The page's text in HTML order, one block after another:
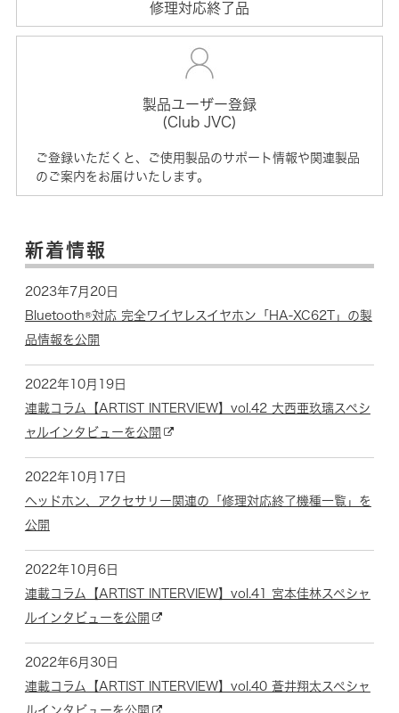
修理対応終了品
製品ユーザー登録
(Club JVC)
ご登録いただくと、ご使用製品のサポート情報や関連製品
のご案内をお届けいたします。
新着情報
2023年7月20日
Bluetooth®対応 完全ワイヤレスイヤホン「HA-XC62T」の製
品情報を公開
2022年10月19日
連載コラム【ARTIST INTERVIEW】vol.42 大西亜玖璃スペシ
ャルインタビューを公開
2022年10月17日
ヘッドホン、アクセサリー関連の「修理対応終了機種一覧」を
公開
2022年10月6日
連載コラム【ARTIST INTERVIEW】vol.41 宮本佳林スペシャ
ルインタビューを公開
2022年6月30日
連載コラム【ARTIST INTERVIEW】vol.40 蒼井翔太スペシャ
ルインタビューを公開